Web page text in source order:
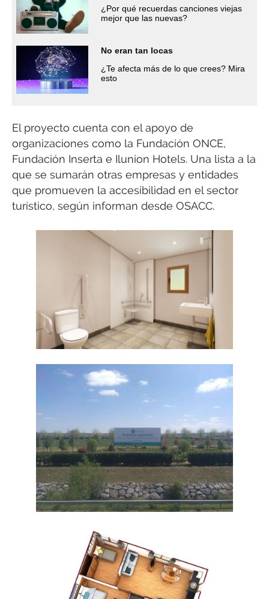
¿Por qué recuerdas canciones viejas
mejor que las nuevas?
No eran tan locas
¿Te afecta más de lo que crees? Mira
esto
El proyecto cuenta con el apoyo de
organizaciones como la Fundación ONCE,
Fundación Inserta e Ilunion Hotels. Una lista a la
que se sumarán otras empresas y entidades
que promueven la accesibilidad en el sector
turístico, según informan desde OSACC.